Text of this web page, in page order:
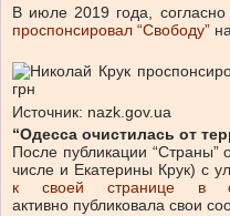
В июле 2019 года, согласно
проспонсировал “Свободу”
Источник: nazk.gov.ua
“Одесса очистилась от
После публикации “Страны”
числе и Екатерины Крук) с
к своей странице в
активно публиковала свои